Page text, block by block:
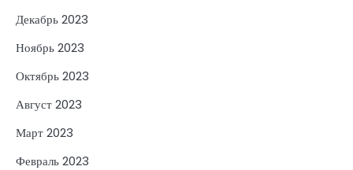
Декабрь 2023
Ноябрь 2023
Октябрь 2023
Август 2023
Март 2023
Февраль 2023